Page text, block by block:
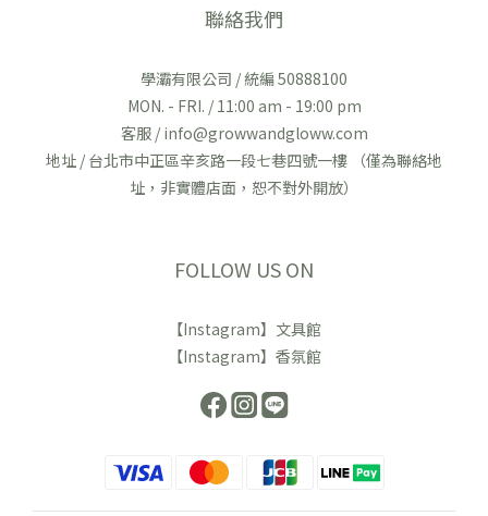
聯絡我們
學灞有限公司 / 統編 50888100
MON. - FRI. / 11:00 am - 19:00 pm
客服 / info@growwandgloww.com
地址 / 台北市中正區辛亥路一段七巷四號一樓 （僅為聯絡地
址，非實體店面，恕不對外開放）
FOLLOW US ON
【Instagram】文具館
【Instagram】香氛館